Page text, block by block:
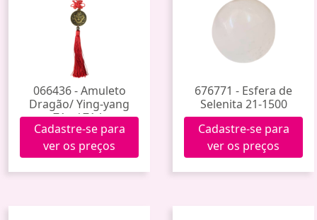
066436 - Amuleto
Dragão/ Ying-yang
71-a/ 71-b
Cadastre-se para
ver os preços
676771 - Esfera de
Selenita 21-1500
Cadastre-se para
ver os preços